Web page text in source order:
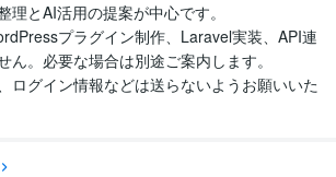
理とAI活用の提案が中心です。
プラグイン制作、Laravel実装、API連
ん。必要な場合は別途ご案内します。
ログイン情報などは送らないようお願いいた